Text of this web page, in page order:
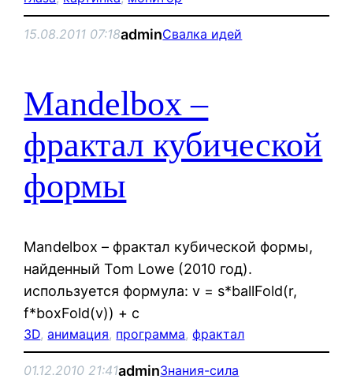
15.08.2011 07:18adminСвалка идей
Mandelbox –
фрактал кубической
формы
Mandelbox – фрактал кубической формы,
найденный Tom Lowe (2010 год).
используется формула: v = s*ballFold(r,
f*boxFold(v)) + c
3D, анимация, программа, фрактал
01.12.2010 21:41adminЗнания-сила